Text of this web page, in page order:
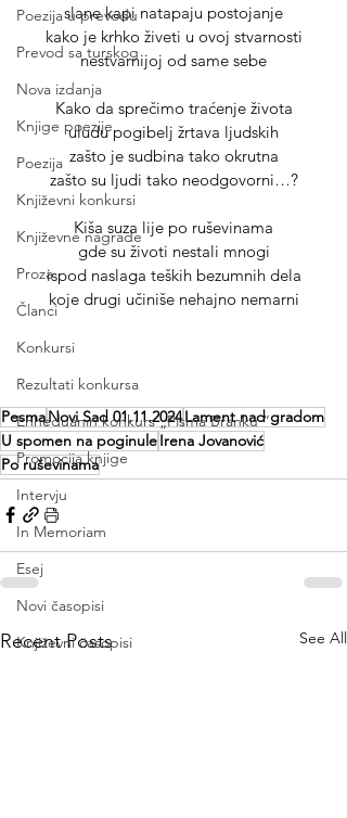
Poezija u prevodu
Prevod sa turskog
Nova izdanja
Knjige poezije
Poezija
Književni konkursi
Književne nagrade
Proza
Članci
Konkursi
Rezultati konkursa
Enheduanin konkurs „Pisma Branku ”
Promocija knjige
Intervju
In Memoriam
Esej
Novi časopisi
Književni časopisi
slane kapi natapaju postojanje
kako je krhko živeti u ovoj stvarnosti
nestvarnijoj od same sebe
Kako da sprečimo traćenje života
uludu pogibelj žrtava ljudskih
zašto je sudbina tako okrutna
zašto su ljudi tako neodgovorni…?
Kiša suza lije po ruševinama
gde su životi nestali mnogi
ispod naslaga teških bezumnih dela
koje drugi učiniše nehajno nemarni
PesmaNovi Sad 01.11.2024Lament nad gradom
U spomen na poginuleIrena Jovanović
Po ruševinama
Recent Posts See All